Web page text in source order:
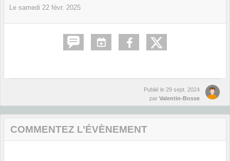
Le samedi 22 févr. 2025
Publié le 29 sept. 2024
par Valentin-Bosse
COMMENTEZ L’ÉVÈNEMENT